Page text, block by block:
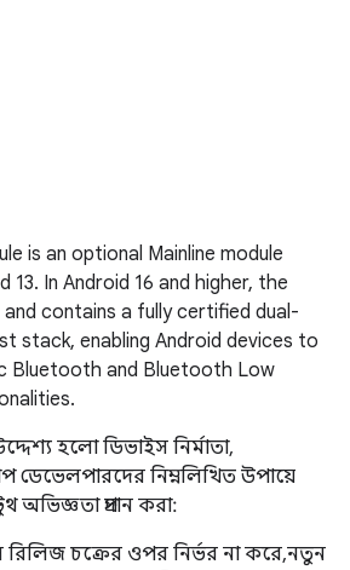
is an optional Mainline module
13. In Android 16 and higher, the
contains a fully certified dual-
stack, enabling Android devices to
Bluetooth and Bluetooth Low
হলো ডিভাইস নির্মাতা,
ডেভেলপারদের নিম্নলিখিত উপায়ে
অভিজ্ঞতা প্রদান করা:
রিলিজ চক্রের ওপর নির্ভর না করে, নতুন